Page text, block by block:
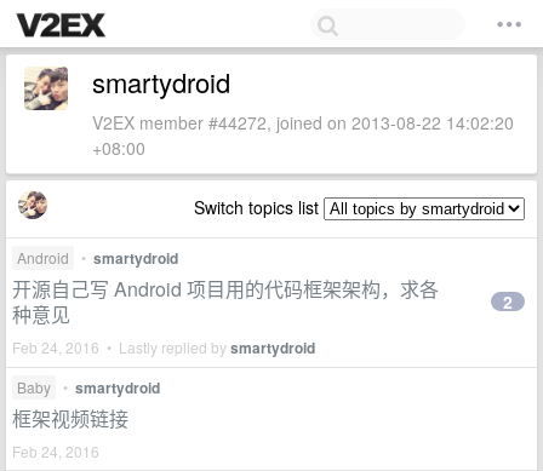
smartydroid
V2EX member #44272, joined on 2013-08-22 14:02:20
+08:00
Switch topics list
Android • smartydroid
开源自己写 Android 项目用的代码框架架构，求各
种意见
Feb 24, 2016 • Lastly replied bysmartydroid
2
Baby • smartydroid
框架视频链接
Feb 24, 2016